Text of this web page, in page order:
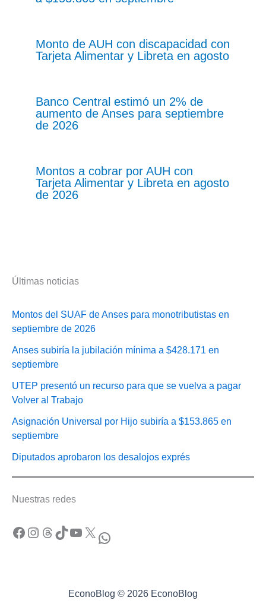
Monto de AUH con discapacidad con
Tarjeta Alimentar y Libreta en agosto
Banco Central estimó un 2% de
aumento de Anses para septiembre
de 2026
Montos a cobrar por AUH con
Tarjeta Alimentar y Libreta en agosto
de 2026
Últimas noticias
Montos del SUAF de Anses para monotributistas en
septiembre de 2026
Anses subiría la jubilación mínima a $428.171 en
septiembre
UTEP presentó un recurso para que se vuelva a pagar
Volver al Trabajo
Asignación Universal por Hijo subiría a $153.865 en
septiembre
Diputados aprobaron los desalojos exprés
Nuestras redes
Facebook Instagram Threads TikTok YouTube X WhatsApp
EconoBlog © 2026 EconoBlog